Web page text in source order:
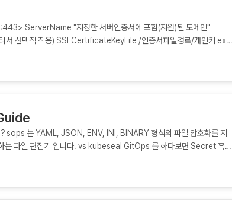
target1:0:0/1:0:0:0/block/sdb E: DEVTYPE=disk ...생
ServerName "지정한 서버인증서에 포함(지원)된 도메인"
선택적 적용) SSLCertificateKeyFile /인증서파일경로/개인키 ex.
서 ex. sslcert.co.kr_xxxxx.crt.pem SSLCertificateChainFile /
서파일경로/루트인증서 ex.
SSLCertificateFile, SSLCertificateChainFile,
맞는 SSL 인증서의 경로를 입력하고 Apache 를 재시작 합니다. 설
는 YAML, JSON, ENV, INI, BINARY 형식의 파일 암호화를 지
파일 편집기 입니다. vs kubeseal GitOps 를 하다보면 Secret 혹은
가 많이 발생 됩니다. 그리하여 kubeseal 이라는 Sealed Secret 도
선택하기도 합니다. kubeseal 도 보안을...